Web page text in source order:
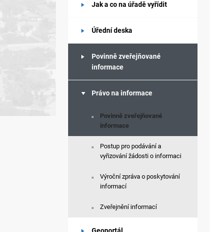
Jak a co na úřadě vyřídit
Úřední deska
Povinně zveřejňované
informace
Právo na informace
Povinně zveřejňované
informace
Postup pro podávání a
vyřizování žádosti o informaci
Výroční zpráva o poskytování
informací
Zveřejnění informací